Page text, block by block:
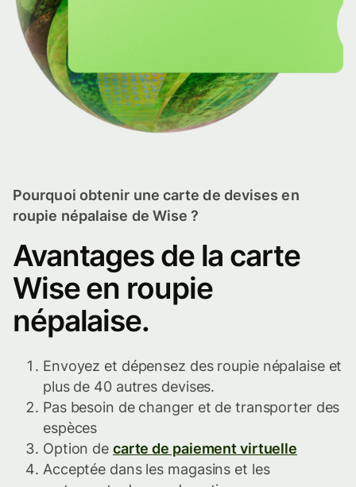
Avantages de la carte
Wise en roupie
népalaise.
Pourquoi obtenir une carte de devises en
roupie népalaise de Wise ?
Envoyez et dépensez des roupie népalaise et
plus de 40 autres devises.
Pas besoin de changer et de transporter des
espèces
Option de carte de paiement virtuelle
Acceptée dans les magasins et les